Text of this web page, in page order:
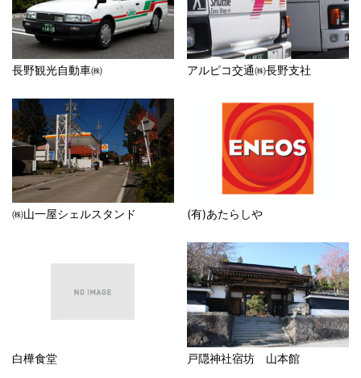
長野観光自動車㈱ アルピコ交通㈱長野支社
㈱山一屋シェルスタンド (有)あたらしや
白樺食堂 戸隠神社宿坊 山本館